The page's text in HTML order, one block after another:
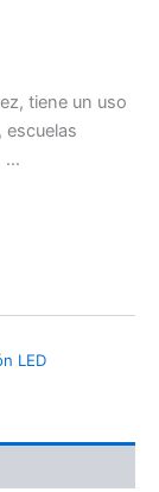
tiene un uso
…
LED